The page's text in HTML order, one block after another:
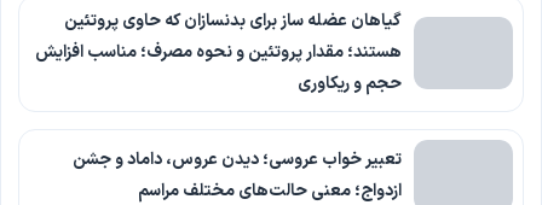
گیاهان عضله ساز برای بدنسازان که حاوی پروتئین
هستند؛ مقدار پروتئین و نحوه مصرف؛ مناسب افزایش
حجم و ریکاوری
تعبیر خواب عروسی؛ دیدن عروس، داماد و جشن
ازدواج؛ معنی حالت‌های مختلف مراسم